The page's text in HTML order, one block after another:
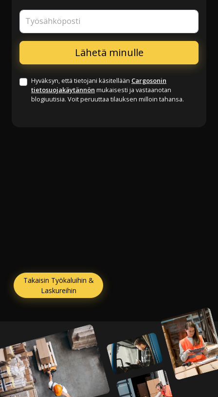
Työsähköposti
Hyväksyn, että tietojani käsitellään Cargosonin
tietosuojakäytännön mukaisesti ja vastaanotan
blogiuutisia. Voit peruuttaa tilauksen milloin tahansa.
Takaisin Työkaluihin &
Laskureihin